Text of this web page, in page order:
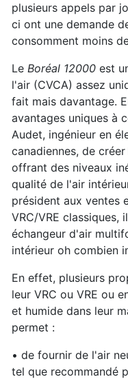
plusieurs appels par
ci ont une demande
consomment moins
Le Boréal 12000 est
l'air (CVCA) assez
fait mais davantage.
avantages uniques à
Audet, ingénieur en
canadiennes, de
offrant des niveaux
qualité de l'air
président aux ventes
VRC/VRE
échangeur d'air
intérieur oh combien
En effet, plusieurs
leur VRC ou VRE ou
et humide dans leur
permet :
• de fournir de l'air
tel que recommandé